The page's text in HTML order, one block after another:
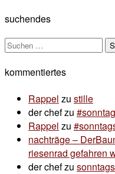
suchendes
Suchen
kommentiertes
Rappel zu stille
der chefzu
Rappel zu
nachträge –
riesenrad gefahren
der chefzu sonntags